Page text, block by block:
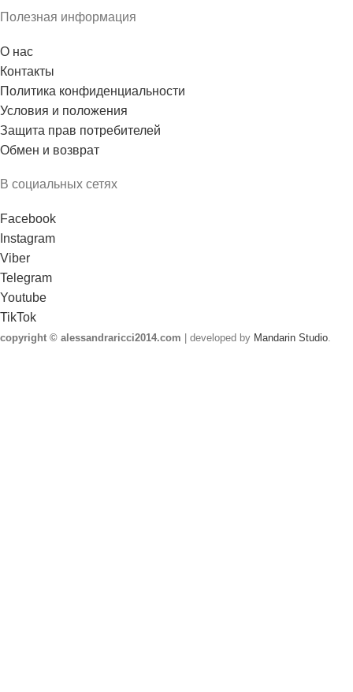
Полезная информация
О нас
Контакты
Политика конфиденциальности
Условия и положения
Защита прав потребителей
Обмен и возврат
В социальных сетях
Facebook
Instagram
Viber
Telegram
Youtube
TikTok
copyright © alessandraricci2014.com | developed by Mandarin Studio